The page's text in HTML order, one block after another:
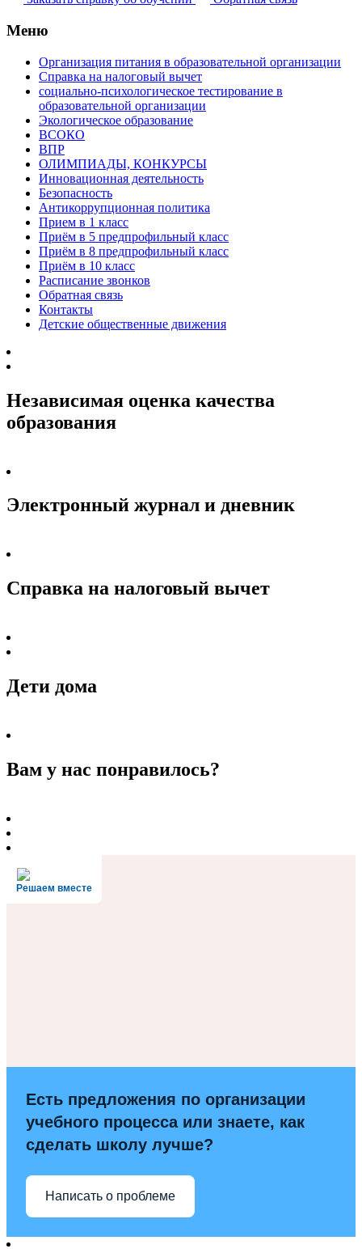
Меню
Организация питания в образовательной организации
Справка на налоговый вычет
социально-психологическое тестирование в
образовательной организации
Экологическое образование
ВСОКО
ВПР
ОЛИМПИАДЫ, КОНКУРСЫ
Инновационная деятельность
Безопасность
Антикоррупционная политика
Прием в 1 класс
Приём в 5 предпрофильный класс
Приём в 8 предпрофильный класс
Приём в 10 класс
Расписание звонков
Обратная связь
Контакты
Детские общественные движения
Независимая оценка качества
образования
Электронный журнал и дневник
Справка на налоговый вычет
Дети дома
Вам у нас понравилось?
Решаем вместе
Есть предложения по организации
учебного процесса или знаете, как
сделать школу лучше?
Написать о проблеме